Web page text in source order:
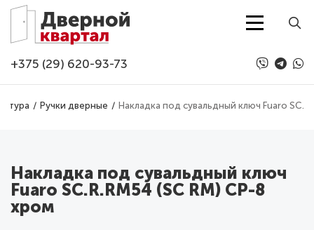
Перейти к основному содержанию
+375 (29) 620-93-73
Ручки дверные Накладка под сувальдный ключ Fuaro
Накладка под сувальдный ключ
Fuaro SC.R.RM54 (SC RM) CP-8
хром